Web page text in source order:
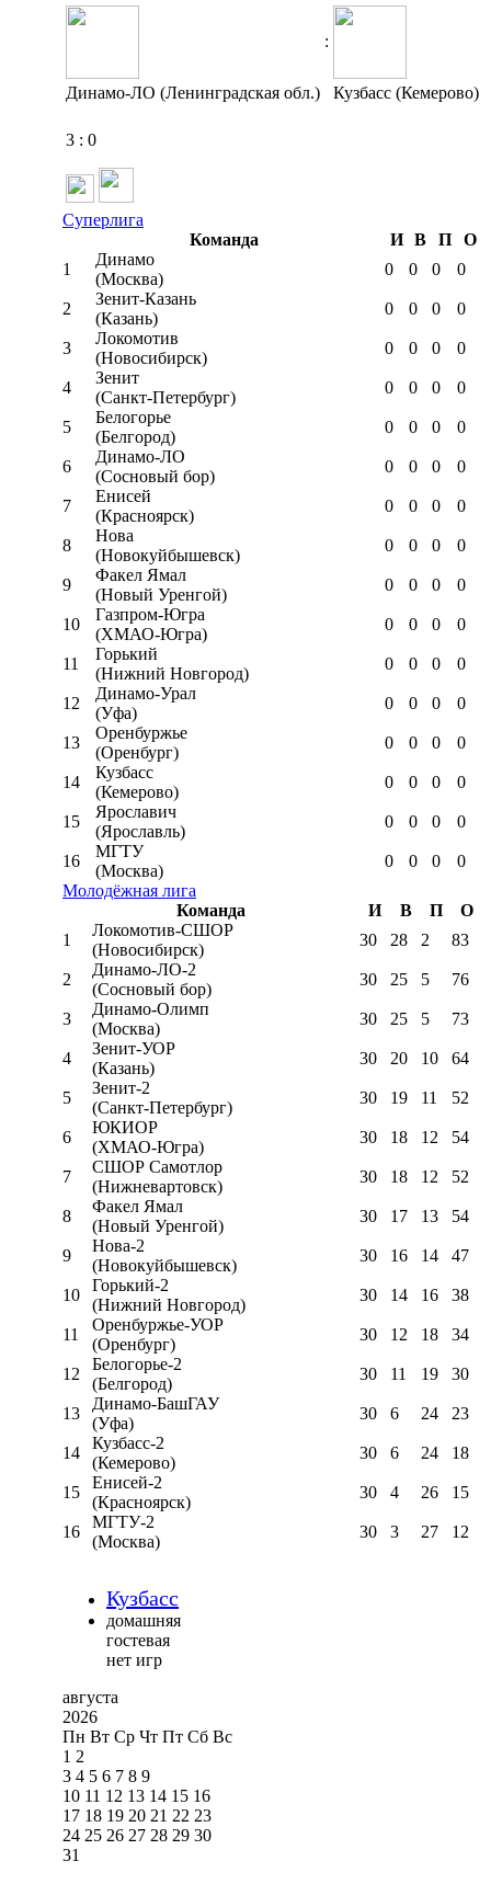
:
Динамо-ЛО (Ленинградская обл.) Кузбасс (Кемерово)
3 : 0
Суперлига
Команда
И В П
О
1
Динамо
(Москва)
0 0 0 0
2
Зенит-Казань
(Казань)
0 0 0 0
3
Локомотив
(Новосибирск)
0 0 0 0
4
Зенит
(Санкт-Петербург)
0 0 0 0
5
Белогорье
(Белгород)
0 0 0 0
6
Динамо-ЛО
(Сосновый бор)
0 0 0 0
7
Енисей
(Красноярск)
0 0 0 0
8
Нова
(Новокуйбышевск)
0 0 0 0
9
Факел Ямал
(Новый Уренгой)
0 0 0 0
10
Газпром-Югра
(ХМАО-Югра)
0 0 0 0
11
Горький
(Нижний Новгород)
0 0 0 0
12
Динамо-Урал
(Уфа)
0 0 0 0
13
Оренбуржье
(Оренбург)
0 0 0 0
14
Кузбасс
(Кемерово)
0 0 0 0
15
Ярославич
(Ярославль)
0 0 0 0
16
МГТУ
(Москва)
0 0 0
0
Молодёжная лига
Команда
И В П
О
1
Локомотив-CШОР
(Новосибирск)
30 28 2 83
2
Динамо-ЛО-2
(Сосновый бор)
30 25 5 76
3
Динамо-Олимп
(Москва)
30 25 5 73
4
Зенит-УОР
(Казань)
30 20 10 64
5
Зенит-2
(Санкт-Петербург)
30 19 11 52
6
ЮКИОР
(ХМАО-Югра)
30 18 12 54
7
СШОР Самотлор
(Нижневартовск)
30 18 12 52
8
Факел Ямал
(Новый Уренгой)
30 17 13 54
9
Нова-2
(Новокуйбышевск)
30 16 14 47
10
Горький-2
(Нижний Новгород)
30 14 16 38
11
Оренбуржье-УОР
(Оренбург)
30 12 18 34
12
Белогорье-2
(Белгород)
30 11 19 30
13
Динамо-БашГАУ
(Уфа)
30 6 24 23
14
Кузбасс-2
(Кемерово)
30 6 24 18
15
Енисей-2
(Красноярск)
30 4 26 15
16
МГТУ-2
(Москва)
30 3 27 12
Кузбасс
домашняя
гостевая
нет игр
августа
2026
Пн Вт Ср Чт Пт Сб Вс
1 2
3 4 5 6 7 8 9
10 11 12 13 14 15 16
17 18 19 20 21 22 23
24 25 26 27 28 29 30
31